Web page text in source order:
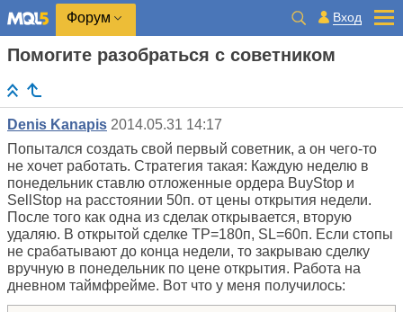
Форум Вход
Помогите разобраться с советником
Denis Kanapis 2014.05.31 14:17
Попытался создать свой первый советник, а он чего-то
не хочет работать. Стратегия такая: Каждую неделю в
понедельник ставлю отложенные ордера BuyStop и
SellStop на расстоянии 50п. от цены открытия недели.
После того как одна из сделак открывается, вторую
удаляю. В открытой сделке ТР=180п, SL=60п. Если стопы
не срабатывают до конца недели, то закрываю сделку
вручную в понедельник по цене открытия. Работа на
дневном таймфрейме. Вот что у меня получилось: